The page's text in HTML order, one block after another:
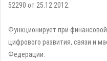
52290 от 25.12.2012.
Функционирует при
цифрового развития, связи и
Федерации.